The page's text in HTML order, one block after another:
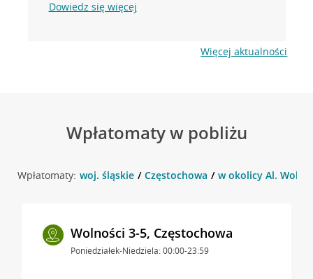
Dowiedz się więcej
Więcej aktualności
Wpłatomaty w pobliżu
Wpłatomaty: woj. śląskie Częstochowa w okolicy Al.
Wolności 3-5, Częstochowa
Poniedziałek-Niedziela: 00:00-23:59